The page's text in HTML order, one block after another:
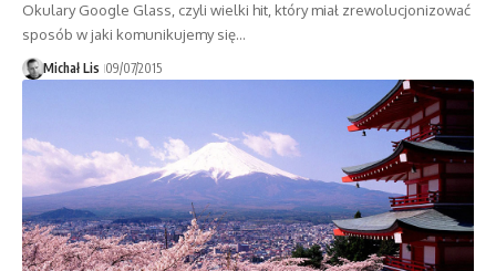
Okulary Google Glass, czyli wielki hit, który miał zrewolucjonizować
sposób w jaki komunikujemy się…
Michał Lis 09/07/2015